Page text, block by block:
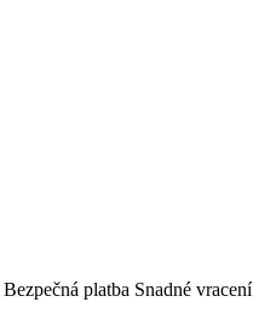
Bezpečná platba Snadné vracení